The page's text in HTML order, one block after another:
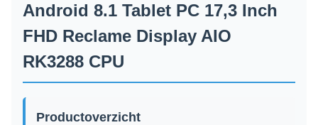
Android 8.1 Tablet PC 17,3 Inch
FHD Reclame Display AIO
RK3288 CPU
Productoverzicht